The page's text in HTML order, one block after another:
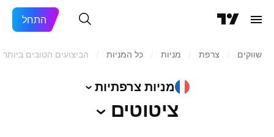
התחל
שווקים צרפת מניות‏ כל המניות הביצועים הטובים ביותר
מניותצרפתיות
ציטוטים